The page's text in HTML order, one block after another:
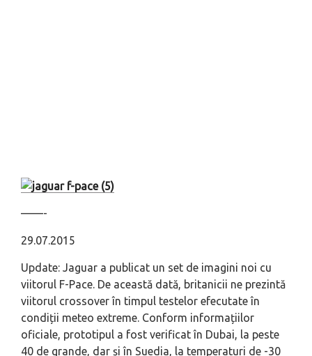
––––-
29.07.2015
Update: Jaguar a publicat un set de imagini noi cu
viitorul F-Pace. De această dată, britanicii ne prezintă
viitorul crossover în timpul testelor efecutate în
condiții meteo extreme. Conform informațiilor
oficiale, prototipul a fost verificat în Dubai, la peste
40 de grande, dar și în Suedia, la temperaturi de -30